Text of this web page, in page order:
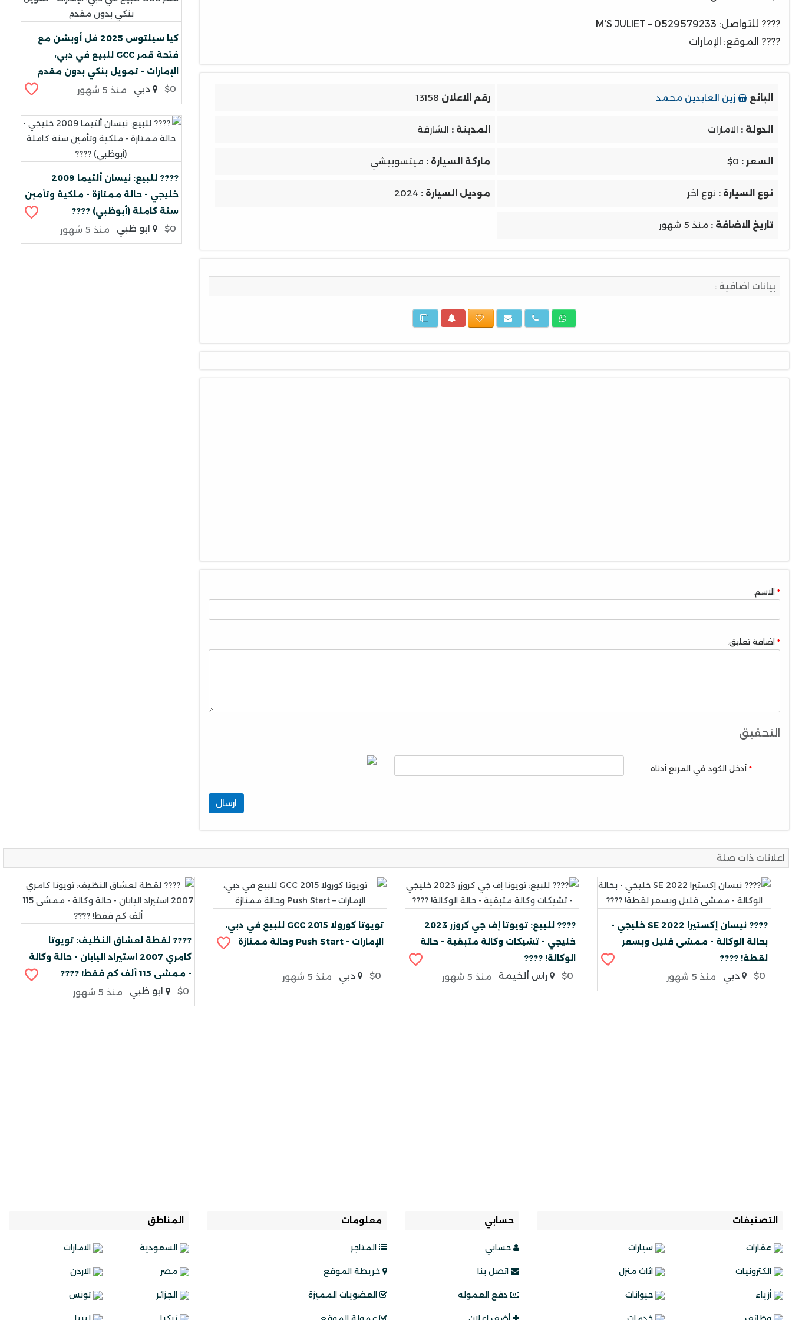
???? للتواصل: 0529579233 – M'S JULIET
???? الموقع: الإمارات
البائع زين العابدين محمد رقم الاعلان 13158
الدولة : الامارات المدينة : الشارقة
السعر : $0 ماركة السيارة : ميتسوبيشي
نوع السيارة : نوع اخر موديل السيارة : 2024
تاريخ الاضافة : منذ 5 شهور
بيانات اضافية :
الاسم:
اضافة تعليق:
التحقيق
أدخل الكود في المربع أدناه
ارسال
كيا سيلتوس 2025 فل أوبشن مع
فتحة قمر GCC للبيع في دبي،
الإمارات – تمويل بنكي بدون مقدم
$0 دبي منذ 5 شهور
???? للبيع: نيسان ألتيما 2009
خليجي - حالة ممتازة - ملكية وتأمين
سنة كاملة (أبوظبي) ????
$0 ابو ظبي منذ 5 شهور
اعلانات ذات صلة
???? نيسان إكستيرا 2022 SE خليجي -
بحالة الوكالة - ممشى قليل وبسعر
لقطة! ????
$0 دبي منذ 5 شهور
???? للبيع: تويوتا إف جي كروزر 2023
خليجي - تشيكات وكالة متبقية - حالة
الوكالة! ????
$0 راس ألخيمة منذ 5 شهور
تويوتا كورولا 2015 GCC للبيع في دبي،
الإمارات – Push Start وحالة ممتازة
$0 دبي منذ 5 شهور
???? لقطة لعشاق النظيف: تويوتا
كامري 2007 استيراد اليابان - حالة وكالة
- ممشى 115 ألف كم فقط! ????
$0 ابو ظبي منذ 5 شهور
التصنيفات
عقارات سيارات
الكترونيات اثاث منزل
أزياء حيوانات
حسابي
حسابي
اتصل بنا
دفع العموله
معلومات
المتاجر
خريطة الموقع
العضويات المميزة
المناطق
السعودية الامارات
مصر الاردن
الجزائر تونس